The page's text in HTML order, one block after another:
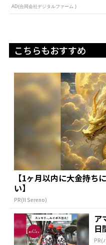
AD(合同会社デジタルファーム )
こちらもおすすめ
【1ヶ月以内に大金持ち
い】
PR(Il Sereno)
ア
日
PR(